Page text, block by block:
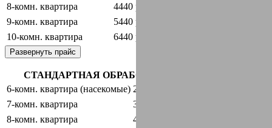
8-комн. квартира 4440 руб.
9-комн. квартира 5440 руб.
10-комн. квартира 6440 руб.
Развернуть прайс
СТАНДАРТНАЯ ОБРАБОТКА + ГАРАНТИЯ
6-комн. квартира (насекомые) 2440 руб.
7-комн. квартира 3440 руб.
8-комн. квартира 4440 руб.